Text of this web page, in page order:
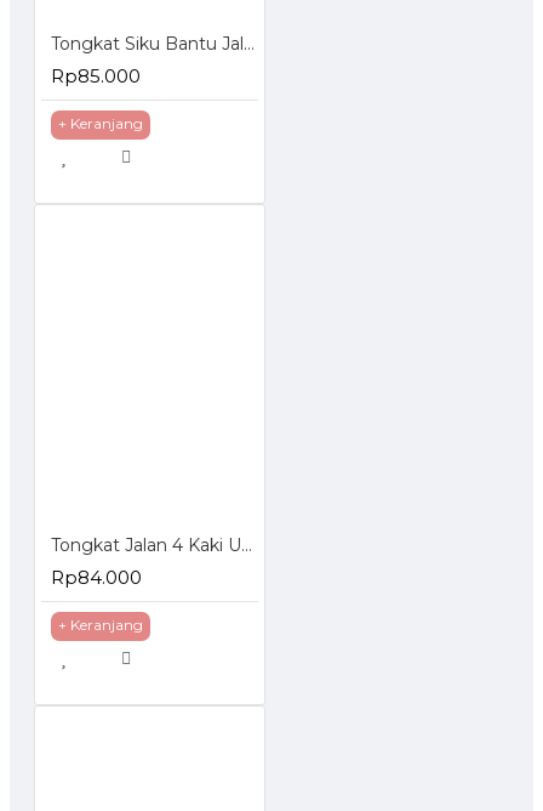
Tongkat Siku Bantu Jalan Kruk Crutch Penyangga Elbow Cane
Rp85.000
+ Keranjang
Tongkat Jalan 4 Kaki Untuk Orang Tua Lansia
Rp84.000
+ Keranjang